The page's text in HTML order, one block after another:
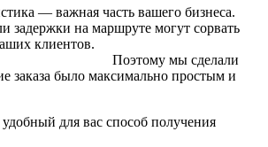
— важная часть вашего бизнеса.
задержки на маршруте могут сорвать
ваших клиентов.
мы сделали
заказа было максимально простым и
для вас способ получения